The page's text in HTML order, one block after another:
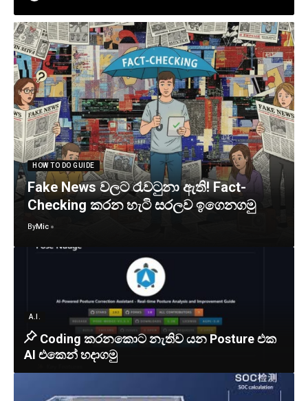
HOW TO DO GUIDE
Fake News වලට රැවටුනා ඇති! Fact-
Checking කරන හැටි සරලව ඉගෙනගමු
ByMic
A.I.
Coding කරනකොට නැතිව යන Posture එක
AI එකෙන් හදාගමු